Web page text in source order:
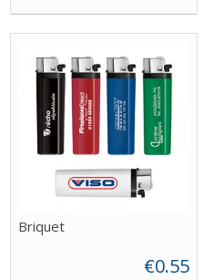
Briquet
€0.55